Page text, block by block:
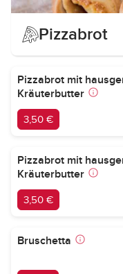
Pizzabrot
Pizzabrot mit
Kräuterbutter
3,50 €
Pizzabrot mit
Kräuterbutter
3,50 €
Bruschetta